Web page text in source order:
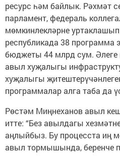
ресурс һәм байлык. Рәхмәт
парламент, федераль
мөмкинлекләрне
республикада 38
бюджеты 44 млрд сум. Әлеге
авыл хуҗалыгы
хуҗалыгы
программалар алга таба да
Рөстәм Миңнеханов авыл
итте: “Без авылдагы
аңлыйбыз. Бу процесста иң
авыл тормышында, беренче